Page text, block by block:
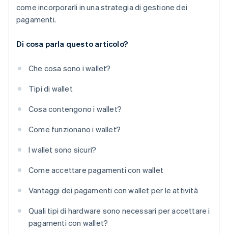
come incorporarli in una strategia di gestione dei
pagamenti.
Di cosa parla questo articolo?
Che cosa sono i wallet?
Tipi di wallet
Cosa contengono i wallet?
Come funzionano i wallet?
I wallet sono sicuri?
Come accettare pagamenti con wallet
Vantaggi dei pagamenti con wallet per le attività
Quali tipi di hardware sono necessari per accettare i
pagamenti con wallet?